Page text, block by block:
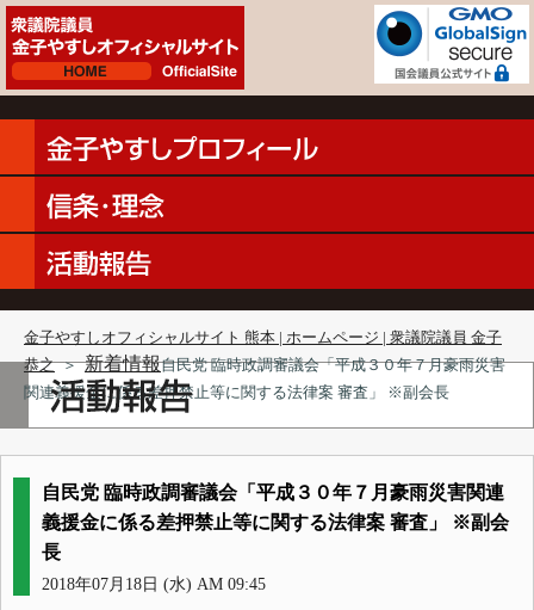
金子やすしオフィシャルサイト 熊本 | ホームページ | 衆議院議員 金子
恭之 ＞ 新着情報自民党 臨時政調審議会「平成３０年７月豪雨災害
関連義援金に係る差押禁止等に関する法律案 審査」 ※副会長
自民党 臨時政調審議会「平成３０年７月豪雨災害関連
義援金に係る差押禁止等に関する法律案 審査」 ※副会
長
2018年07月18日 (水) AM 09:45